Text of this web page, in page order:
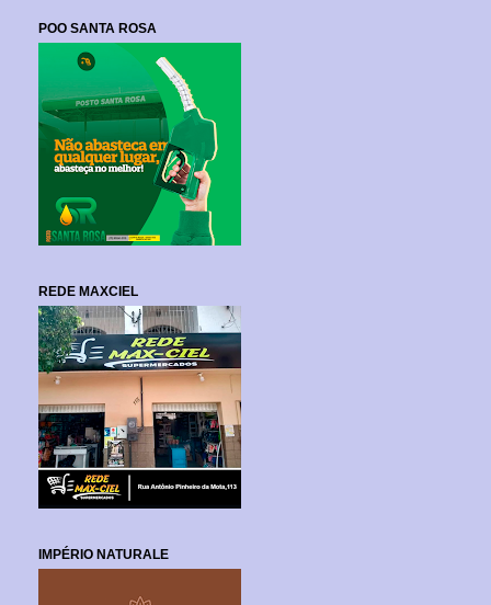
POO SANTA ROSA
REDE MAXCIEL
IMPÉRIO NATURALE